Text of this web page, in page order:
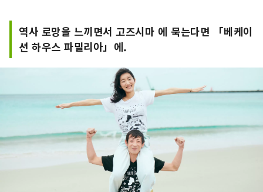
역사 로망을 느끼면서 고즈시마 에 묵는다면 「베케이
션 하우스 파밀리아」에.